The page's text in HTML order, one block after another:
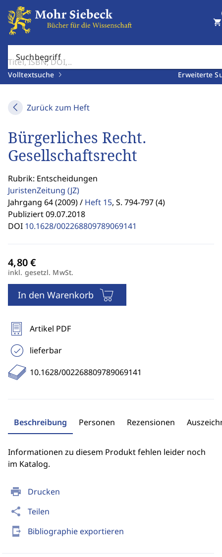
Suchbegriff
Volltextsuche Erweiterte
shopping_cart
Zurück zum Heft
print Drucken
share Teilen
send_to_mobile Bibliographie exportieren
Bürgerliches Recht.
Gesellschaftsrecht
Rubrik: Entscheidungen
JuristenZeitung (JZ)
Jahrgang 64 (2009) / Heft 15, S. 794-797 (4)
Publiziert 09.07.2018
DOI 10.1628/002268809789069141
inkl. gesetzl. MwSt.
In den Warenkorb
Artikel PDF
lieferbar
10.1628/002268809789069141
Beschreibung Personen Rezensionen
Informationen zu diesem Produkt fehlen leider noch
im Katalog.